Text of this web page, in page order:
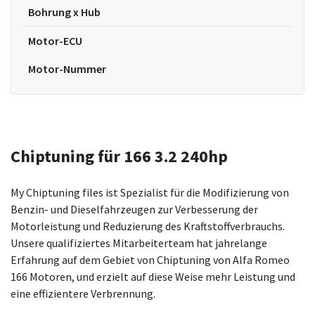
Bohrung x Hub
Motor-ECU
Motor-Nummer
Chiptuning für 166 3.2 240hp
My Chiptuning files ist Spezialist für die Modifizierung von
Benzin- und Dieselfahrzeugen zur Verbesserung der
Motorleistung und Reduzierung des Kraftstoffverbrauchs.
Unsere qualifiziertes Mitarbeiterteam hat jahrelange
Erfahrung auf dem Gebiet von Chiptuning von Alfa Romeo
166 Motoren, und erzielt auf diese Weise mehr Leistung und
eine effizientere Verbrennung.